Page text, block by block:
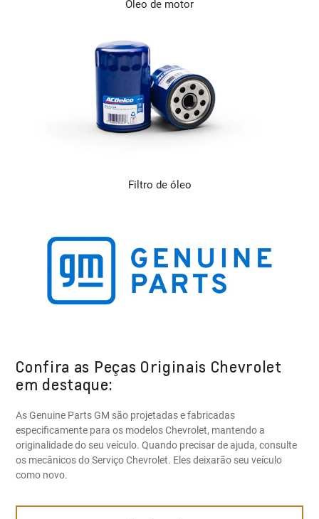
Óleo de motor
Filtro de óleo
Confira as Peças Originais Chevrolet
em destaque:
As Genuine Parts GM são projetadas e fabricadas
especificamente para os modelos Chevrolet, mantendo a
originalidade do seu veículo. Quando precisar de ajuda, consulte
os mecânicos do Serviço Chevrolet. Eles deixarão seu veículo
como novo.